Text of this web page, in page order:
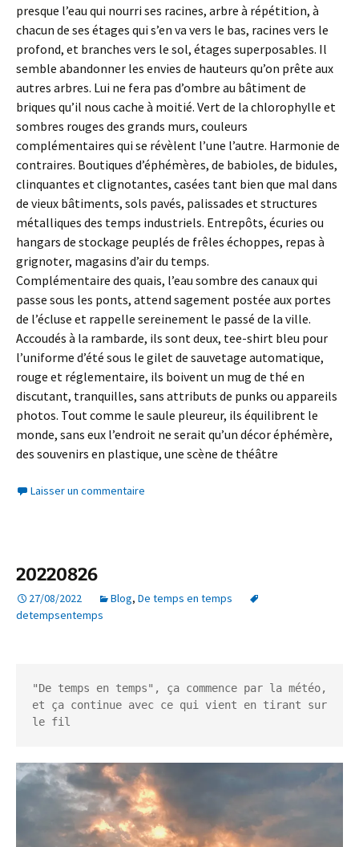
presque l’eau qui nourri ses racines, arbre à répétition, à
chacun de ses étages qui s’en va vers le bas, racines vers le
profond, et branches vers le sol, étages superposables. Il
semble abandonner les envies de hauteurs qu’on prête aux
autres arbres. Lui ne fera pas d’ombre au bâtiment de
briques qu’il nous cache à moitié. Vert de la chlorophylle et
sombres rouges des grands murs, couleurs
complémentaires qui se révèlent l’une l’autre. Harmonie de
contraires. Boutiques d’éphémères, de babioles, de bidules,
clinquantes et clignotantes, casées tant bien que mal dans
de vieux bâtiments, sols pavés, palissades et structures
métalliques des temps industriels. Entrepôts, écuries ou
hangars de stockage peuplés de frêles échoppes, repas à
grignoter, magasins d’air du temps.
Complémentaire des quais, l’eau sombre des canaux qui
passe sous les ponts, attend sagement postée aux portes
de l’écluse et rappelle sereinement le passé de la ville.
Accoudés à la rambarde, ils sont deux, tee-shirt bleu pour
l’uniforme d’été sous le gilet de sauvetage automatique,
rouge et réglementaire, ils boivent un mug de thé en
discutant, tranquilles, sans attributs de punks ou appareils
photos. Tout comme le saule pleureur, ils équilibrent le
monde, sans eux l’endroit ne serait qu’un décor éphémère,
des souvenirs en plastique, une scène de théâtre
Laisser un commentaire
20220826
27/08/2022 Blog, De temps en temps
detempsentemps
"De temps en temps", ça commence par la météo,
et ça continue avec ce qui vient en tirant sur
le fil